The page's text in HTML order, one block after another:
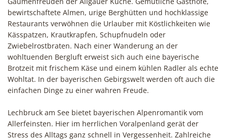
bewirtschaftete Almen, urige Berghütten und hochklassige
Restaurants verwöhnen die Urlauber mit Köstlichkeiten wie
Kässpatzen, Krautkrapfen, Schupfnudeln oder
Zwiebelrostbraten. Nach einer Wanderung an der
wohltuenden Bergluft erweist sich auch eine bayerische
Brotzeit mit frischem Käse und einem kühlen Radler als echte
Wohltat. In der bayerischen Gebirgswelt werden oft auch die
einfachen Dinge zu einer wahren Freude.
Lechbruck am See bietet bayerischen Alpenromantik vom
Allerfeinsten. Hier im herrlichen Voralpenland gerät der
Stress des Alltags ganz schnell in Vergessenheit. Zahlreiche